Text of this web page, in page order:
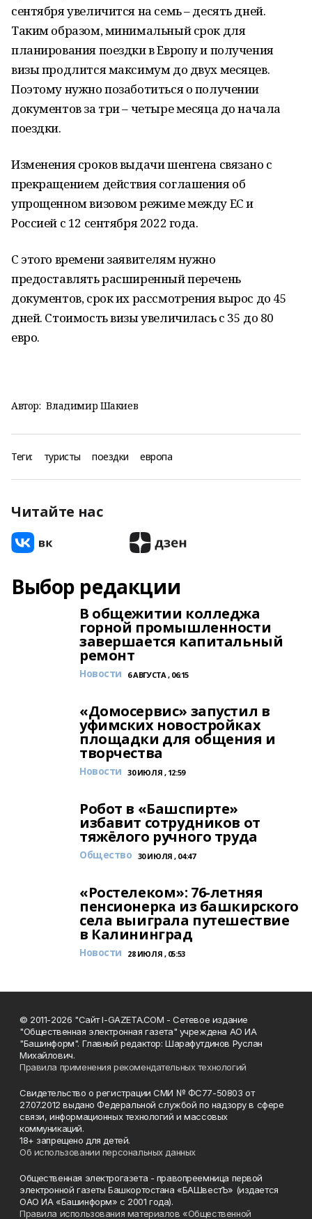
сентября увеличится на семь – десять дней.
Таким образом, минимальный срок для
планирования поездки в Европу и получения
визы продлится максимум до двух месяцев.
Поэтому нужно позаботиться о получении
документов за три – четыре месяца до начала
поездки.
Изменения сроков выдачи шенгена связано с
прекращением действия соглашения об
упрощенном визовом режиме между ЕС и
Россией с 12 сентября 2022 года.
С этого времени заявителям нужно
предоставлять расширенный перечень
документов, срок их рассмотрения вырос до 45
дней. Стоимость визы увеличилась с 35 до 80
евро.
Автор: Владимир Шакиев
Теги: туристы поездки европа
Читайте нас
Выбор редакции
В общежитии колледжа
горной промышленности
завершается капитальный
ремонт
Новости 6 АВГУСТА , 06:15
«Домосервис» запустил в
уфимских новостройках
площадки для общения и
творчества
Новости 30 ИЮЛЯ , 12:59
Робот в «Башспирте»
избавит сотрудников от
тяжёлого ручного труда
Общество 30 ИЮЛЯ , 04:47
«Ростелеком»: 76-летняя
пенсионерка из башкирского
села выиграла путешествие
в Калининград
Новости 28 ИЮЛЯ , 05:53
© 2011-2026 "Сайт I-GAZETA.COM - Сетевое издание
"Общественная электронная газета" учреждена АО ИА
"Башинформ". Главный редактор: Шарафутдинов Руслан
Михайлович.
Правила применения рекомендательных технологий
Свидетельство о регистрации СМИ № ФС77-50803 от
27.07.2012 выдано Федеральной службой по надзору в сфере
связи, информационных технологий и массовых
коммуникаций.
18+ запрещено для детей.
Об использовании персональных данных
Общественная электрогазета - правопреемница первой
электронной газеты Башкортостана «БАШвестЪ» (издается
ОАО ИА «Башинформ» с 2001 года).
Правила использования материалов «Общественной